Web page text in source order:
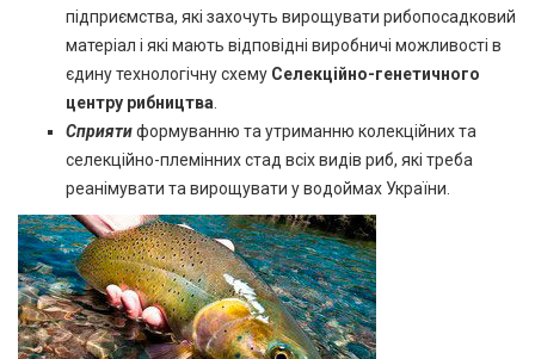
підприємства, які захочуть вирощувати рибопосадковий
матеріал і які мають відповідні виробничі можливості в
єдину технологічну схему Селекційно-генетичного
центру рибництва
Сприятиформуванню та утриманню колекційних та
селекційно-племінних стад всіх видів риб, які треба
реанімувати та вирощувати у водоймах України.